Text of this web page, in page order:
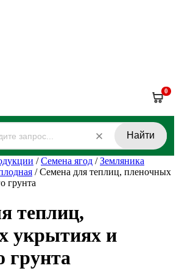
0
Найти
/Семена ягод /Земляника
/Семена для теплиц, пленочных
грунта
теплиц,
укрытиях и
грунта